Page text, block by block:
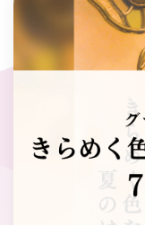
教室を探す
会員注文フォーム
日本グラスアート協会